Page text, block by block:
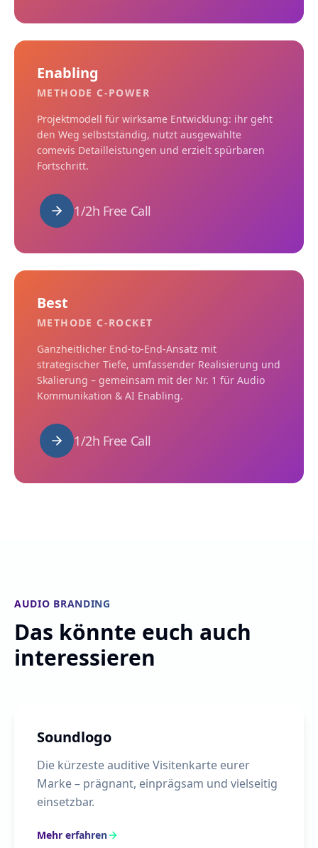
Enabling
METHODE C-POWER
Projektmodell für wirksame Entwicklung: ihr geht
den Weg selbstständig, nutzt ausgewählte
comevis Detailleistungen und erzielt spürbaren
Fortschritt.
1/2h Free Call
Best
METHODE C-ROCKET
Ganzheitlicher End-to-End-Ansatz mit
strategischer Tiefe, umfassender Realisierung und
Skalierung – gemeinsam mit der Nr. 1 für Audio
Kommunikation & AI Enabling.
1/2h Free Call
AUDIO BRANDING
Das könnte euch auch
interessieren
Soundlogo
Die kürzeste auditive Visitenkarte eurer
Marke – prägnant, einprägsam und vielseitig
einsetzbar.
Mehr erfahren